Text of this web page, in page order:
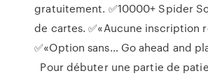
gratuitement. ✅10000+ Spider
de cartes. ✅«Aucune inscription
✅«Option sans… Go ahead and
Pour débuter une partie de